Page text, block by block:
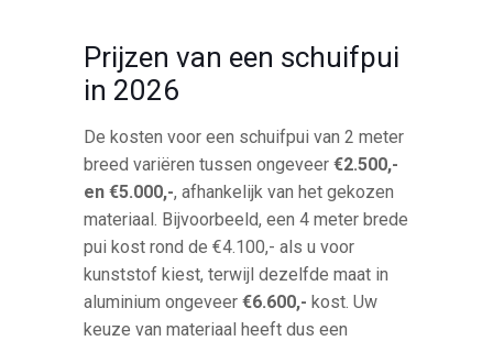
Prijzen van een schuifpui
in 2026
De kosten voor een schuifpui van 2 meter
breed variëren tussen ongeveer€2.500,-
en €5.000,-, afhankelijk van het gekozen
materiaal. Bijvoorbeeld, een 4 meter brede
pui kost rond de €4.100,- als u voor
kunststof kiest, terwijl dezelfde maat in
aluminium ongeveer€6.600,- kost. Uw
keuze van materiaal heeft dus een